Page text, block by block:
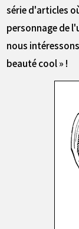
série d'articles
personnage de
nous
beauté cool » !